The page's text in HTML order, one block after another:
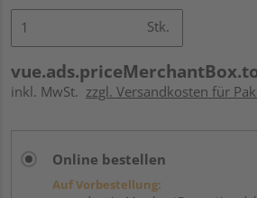
Stk.
inkl. MwSt. zzgl. Versandkosten für
Online bestellen
Auf Vorbestellung: